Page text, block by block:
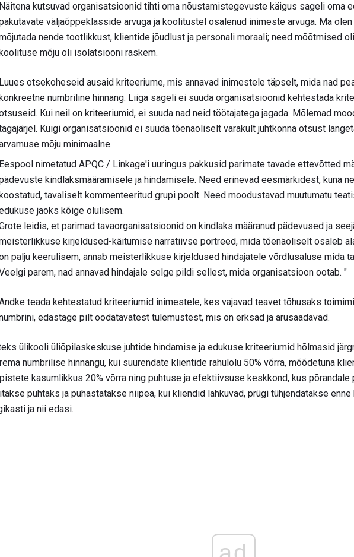
Näitena kutsuvad organisatsioonid tihti oma nõustamistegevuste käigus sageli oma
väljaõppeklasside arvuga ja koolitustel osalenud inimeste arvuga. Ma
nende tootlikkust, klientide jõudlust ja personali moraali; need mõõtmised
koolituse mõju oli isolatsiooni raskem.
Luues otsekoheseid ausaid kriteeriume, mis annavad inimestele täpselt, mida nad
konkreetne numbriline hinnang. Liiga sageli ei suuda organisatsioonid kehtestada
Kui neil on kriteeriumid, ei suuda nad neid töötajatega jagada. Mõlemad
Kuigi organisatsioonid ei suuda tõenäoliselt varakult juhtkonna otsust
mõju minimaalne.
Eespool nimetatud APQC / Linkage'i uuringus pakkusid parimate tavade ettevõtted
kindlaksmääramisele ja hindamisele. Need erinevad eesmärkidest, kuna
koostatud, tavaliselt kommenteeritud grupi poolt. Need moodustavad muutumatu
jaoks kõige olulisem.
leidis, et parimad tavaorganisatsioonid on kindlaks määranud pädevused ja
kirjeldused-käitumise narratiivse portreed, mida tõenäoliselt osaleb
palju keerulisem, annab meisterlikkuse kirjeldused hindajatele võrdlusaluse mida
parem, nad annavad hindajale selge pildi sellest, mida organisatsioon ootab. "
teada kehtestatud kriteeriumid inimestele, kes vajavad teavet tõhusaks
edastage pilt oodatavatest tulemustest, mis on erksad ja arusaadavad.
ülikooli üliõpilaskeskuse juhtide hindamise ja edukuse kriteeriumid hõlmasid
numbrilise hinnangu, kui suurendate klientide rahulolu 50% võrra, mõõdetuna
kasumlikkus 20% võrra ning puhtuse ja efektiivsuse keskkond, kus põrandale
puhtaks ja puhastatakse niipea, kui kliendid lahkuvad, prügi tühjendatakse
ja nii edasi.